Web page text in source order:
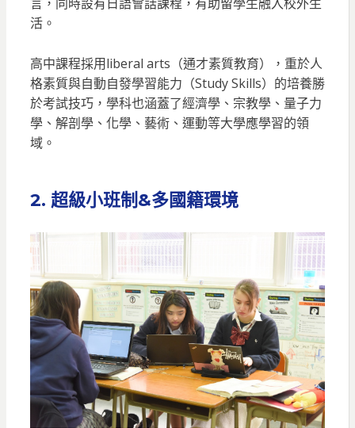
活。
高中課程採用liberal arts（通才素質教育），重於人
格素質與自動自發學習能力（Study Skills）的培養勝
於考試技巧，學科也涵蓋了經濟學、宗教學、量子力
學、解剖學、化學、藝術、運動等大學應學習的領
域。
2. 超級小班制&多國籍環境